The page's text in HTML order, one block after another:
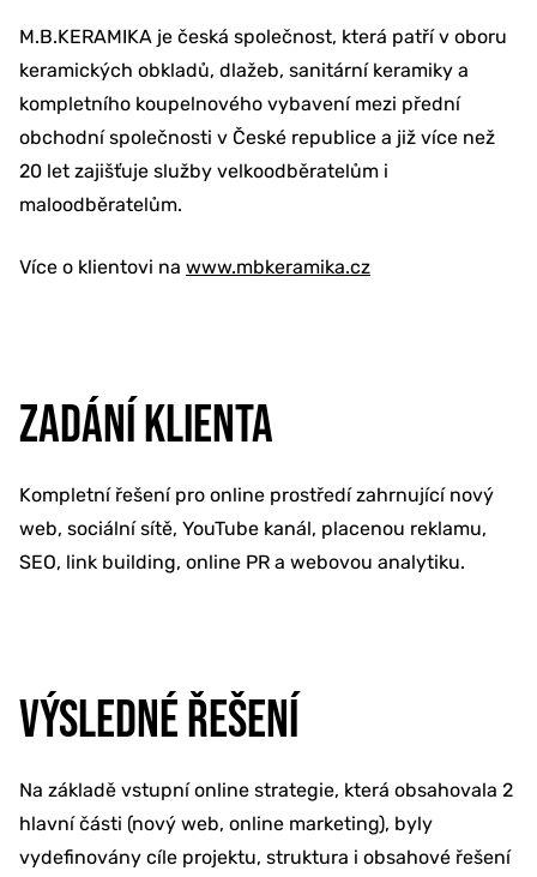
M.B.KERAMIKA je česká společnost, která patří v oboru
keramických obkladů, dlažeb, sanitární keramiky a
kompletního koupelnového vybavení mezi přední
obchodní společnosti v České republice a již více než
20 let zajišťuje služby velkoodběratelům i
maloodběratelům.
Více o klientovi na www.mbkeramika.cz
ZADÁNÍ KLIENTA
Kompletní řešení pro online prostředí zahrnující nový
web, sociální sítě, YouTube kanál, placenou reklamu,
SEO, link building, online PR a webovou analytiku.
VÝSLEDNÉ ŘEŠENÍ
Na základě vstupní online strategie, která obsahovala 2
hlavní části (nový web, online marketing), byly
vydefinovány cíle projektu, struktura i obsahové řešení